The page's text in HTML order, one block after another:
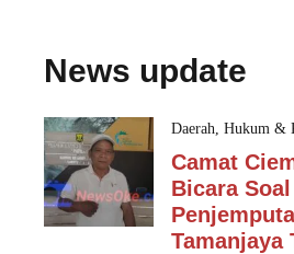
News update
Daerah, Hukum &
Camat
Bicara
Tamanjaya